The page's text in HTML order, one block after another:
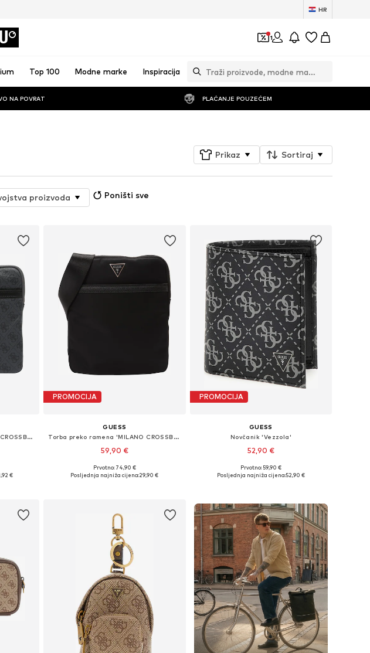
HR
1
Top 100 Modne marke Inspiracija
NA POVRAT PLAĆANJE POUZEĆEM
Prikaz Sortiraj
proizvoda Poništi sve
Torba preko ramena 'MILANO CROSSBODY FLAT'
€
PROMOCIJA
GUESS
Torba preko ramena 'MILANO CROSSBODY FLAT'
59,90 €
Dostupne veličine: One Size
Prvotno: 74,90 €
Posljednja najniža cijena:29,90 €
PROMOCIJA
GUESS
Novčanik 'Vezzola'
52,90 €
Dostupne veličine: One Size
Prvotno: 59,90 €
Posljednja najniža cijena:52,90 €